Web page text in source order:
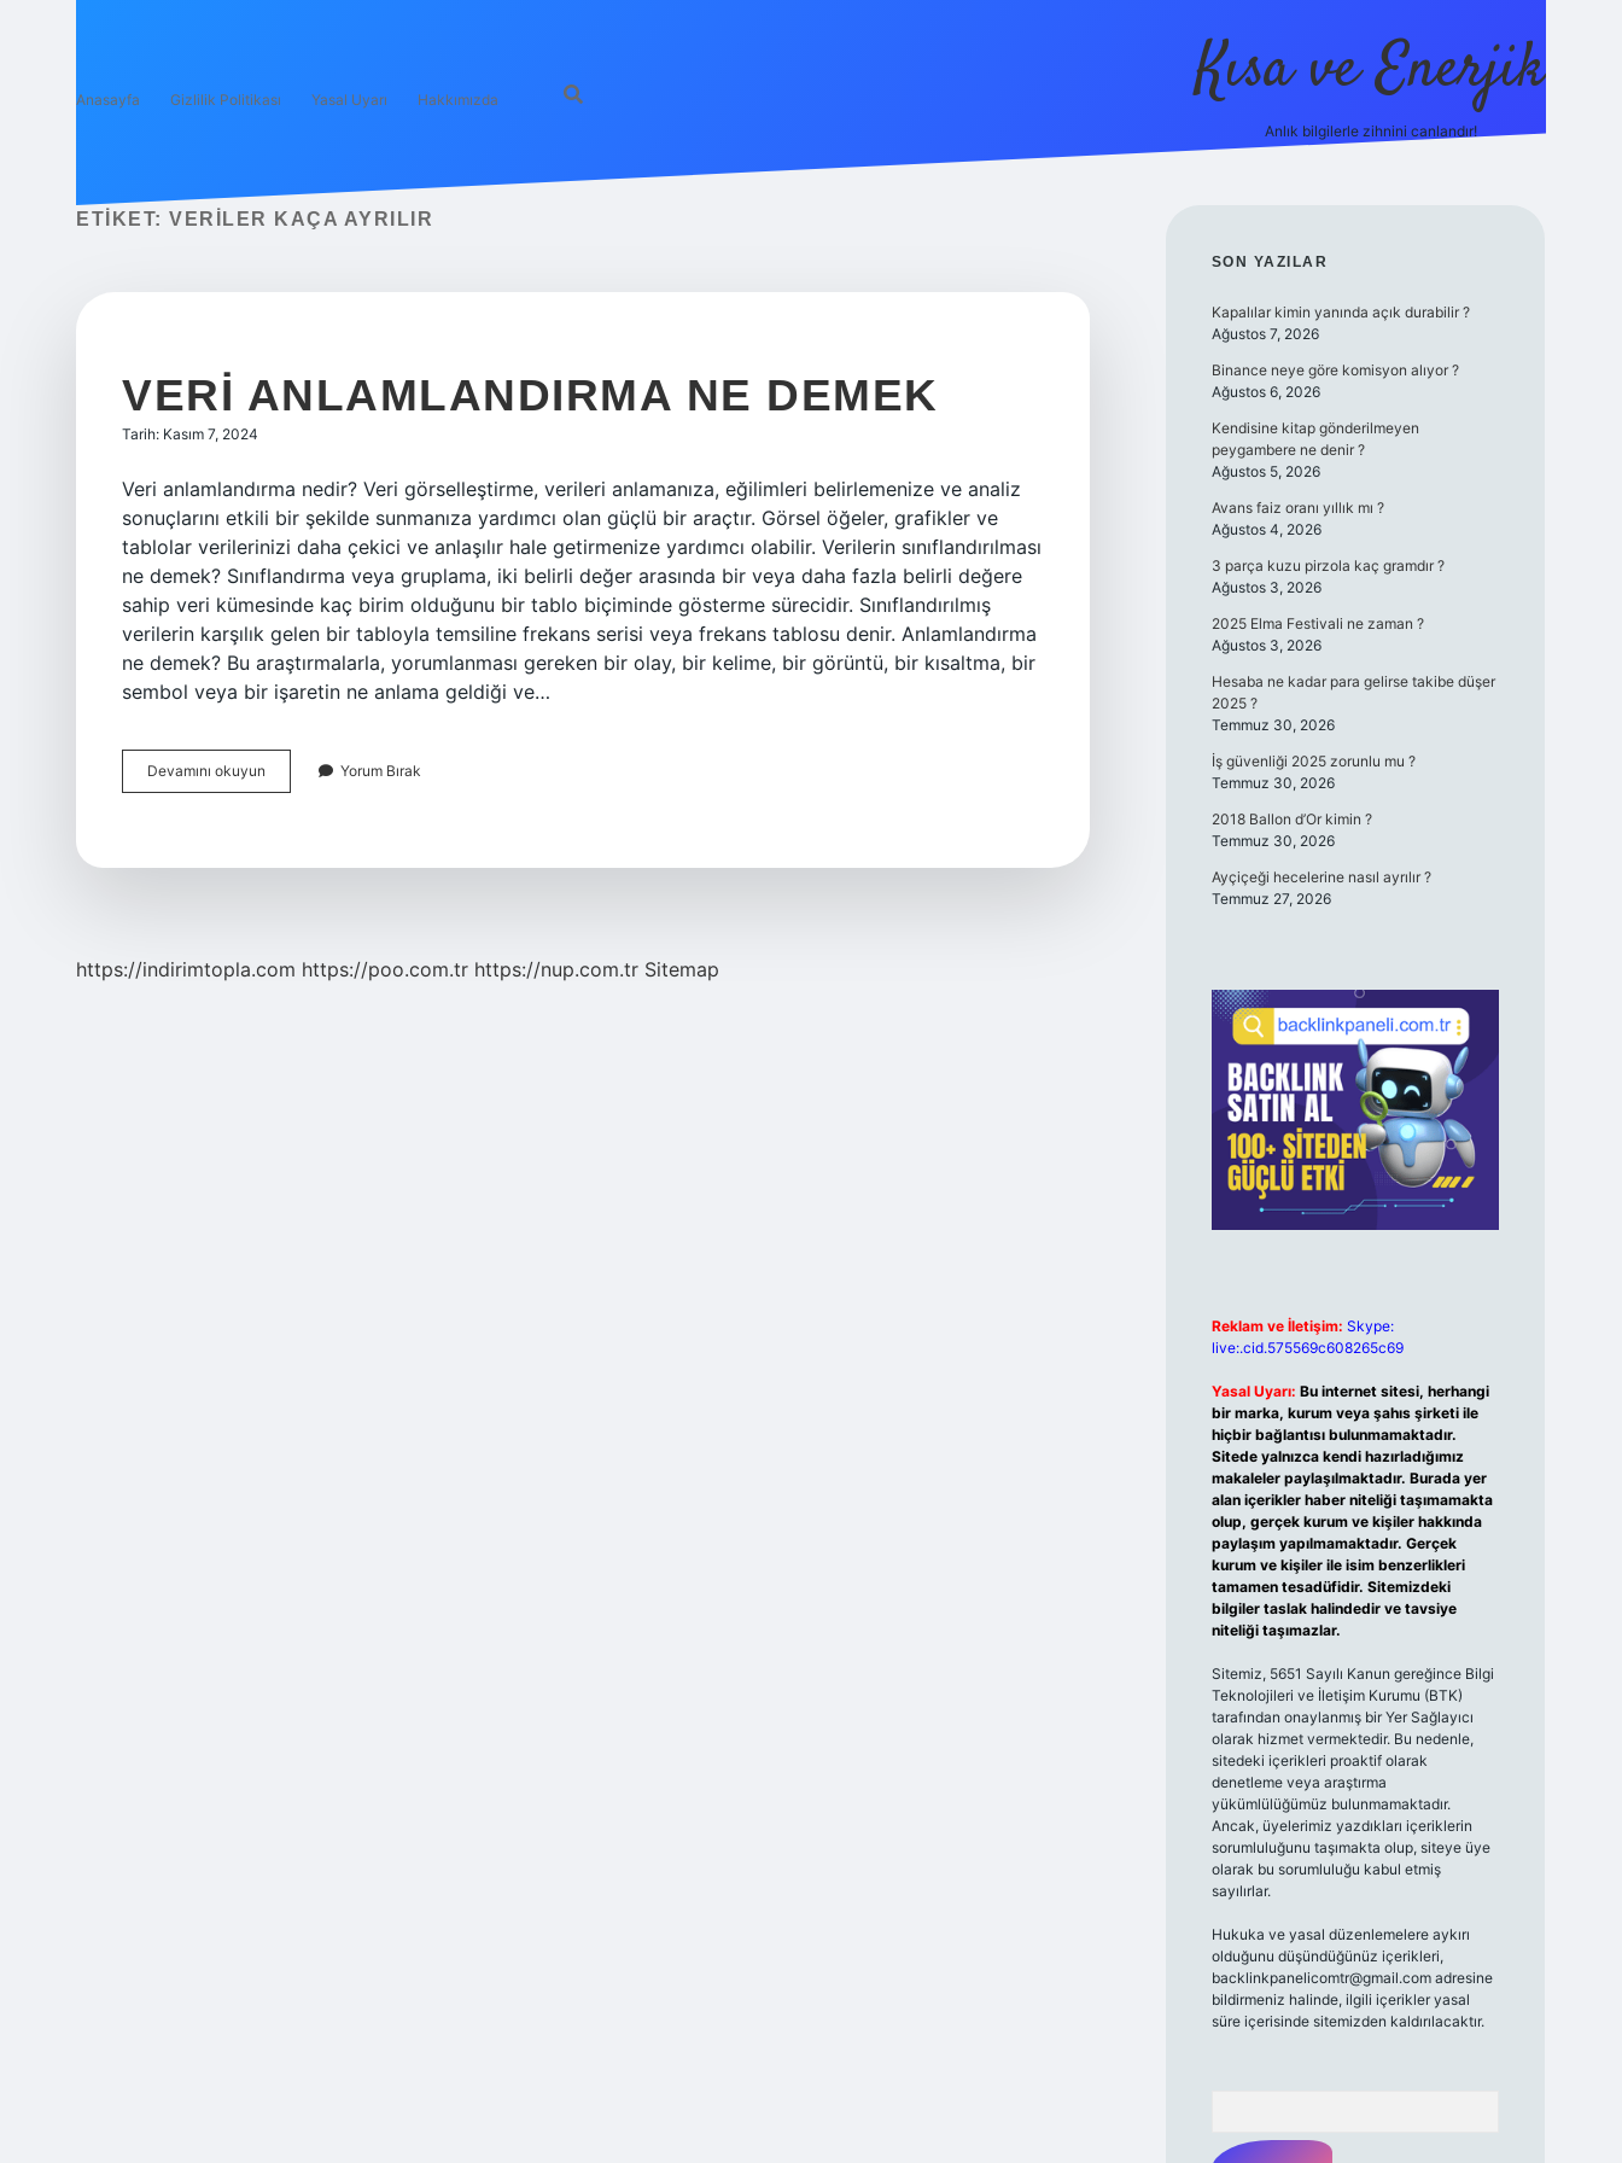
Anasayfa Gizlilik Politikası Yasal Uyarı Hakkımızda Kısa ve Enerjik
Anlık bilgilerle zihnini canlandır!
ETIKET: VERILER KAÇA AYRILIR
VERI ANLAMLANDIRMA NE DEMEK
Tarih: Kasım 7, 2024
Veri anlamlandırma nedir? Veri görselleştirme, verileri anlamanıza, eğilimleri belirlemenize ve analiz
sonuçlarını etkili bir şekilde sunmanıza yardımcı olan güçlü bir araçtır. Görsel öğeler, grafikler ve
tablolar verilerinizi daha çekici ve anlaşılır hale getirmenize yardımcı olabilir. Verilerin sınıflandırılması
ne demek? Sınıflandırma veya gruplama, iki belirli değer arasında bir veya daha fazla belirli değere
sahip veri kümesinde kaç birim olduğunu bir tablo biçiminde gösterme sürecidir. Sınıflandırılmış
verilerin karşılık gelen bir tabloyla temsiline frekans serisi veya frekans tablosu denir. Anlamlandırma
ne demek? Bu araştırmalarla, yorumlanması gereken bir olay, bir kelime, bir görüntü, bir kısaltma, bir
sembol veya bir işaretin ne anlama geldiği ve…
Devamını okuyun
Anlamlandırma
Yorum Bırak
https://indirimtopla.com https://poo.com.tr https://nup.com.tr Sitemap
SIDEBAR
SON YAZILAR
Kapalılar kimin yanında açık durabilir ?
Ağustos 7, 2026
Binance neye göre komisyon alıyor ?
Ağustos 6, 2026
Kendisine kitap gönderilmeyen
peygambere ne denir ?
Ağustos 5, 2026
Avans faiz oranı yıllık mı ?
Ağustos 4, 2026
3 parça kuzu pirzola kaç gramdır ?
Ağustos 3, 2026
2025 Elma Festivali ne zaman ?
Ağustos 3, 2026
Hesaba ne kadar para gelirse takibe düşer
2025 ?
Temmuz 30, 2026
İş güvenliği 2025 zorunlu mu ?
Temmuz 30, 2026
2018 Ballon d’Or kimin ?
Temmuz 30, 2026
Ayçiçeği hecelerine nasıl ayrılır ?
Temmuz 27, 2026
Reklam ve İletişim: Skype:
live:.cid.575569c608265c69
Yasal Uyarı: Bu internet sitesi, herhangi
bir marka, kurum veya şahıs şirketi ile
hiçbir bağlantısı bulunmamaktadır.
Sitede yalnızca kendi hazırladığımız
makaleler paylaşılmaktadır. Burada yer
alan içerikler haber niteliği taşımamakta
olup, gerçek kurum ve kişiler hakkında
paylaşım yapılmamaktadır. Gerçek
kurum ve kişiler ile isim benzerlikleri
tamamen tesadüfidir. Sitemizdeki
bilgiler taslak halindedir ve tavsiye
niteliği taşımazlar.
Sitemiz, 5651 Sayılı Kanun gereğince Bilgi
Teknolojileri ve İletişim Kurumu (BTK)
tarafından onaylanmış bir Yer Sağlayıcı
olarak hizmet vermektedir. Bu nedenle,
sitedeki içerikleri proaktif olarak
denetleme veya araştırma
yükümlülüğümüz bulunmamaktadır.
Ancak, üyelerimiz yazdıkları içeriklerin
sorumluluğunu taşımakta olup, siteye üye
olarak bu sorumluluğu kabul etmiş
sayılırlar.
Hukuka ve yasal düzenlemelere aykırı
olduğunu düşündüğünüz içerikleri,
backlinkpanelicomtr@gmail.comadresine
bildirmeniz halinde, ilgili içerikler yasal
süre içerisinde sitemizden kaldırılacaktır.